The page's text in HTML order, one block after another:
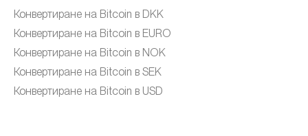
Конвертиране на Bitcoin в DKK
Конвертиране на Bitcoin в EURO
Конвертиране на Bitcoin в NOK
Конвертиране на Bitcoin в SEK
Конвертиране на Bitcoin в USD